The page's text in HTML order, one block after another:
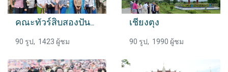
คณะทัวร์สิบสองปันนา
90 รูป, 1423 ผู้ชม
เชียงตุง
90 รูป, 1990 ผู้ชม